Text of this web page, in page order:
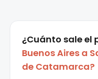
¿Cuánto sale el
Buenos Aires a
de Catamarca?